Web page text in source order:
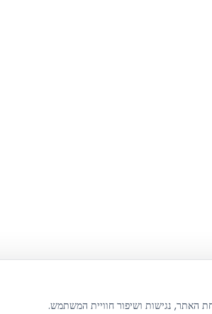
האתר, נגישות ושיפור חוויית המשתמש.